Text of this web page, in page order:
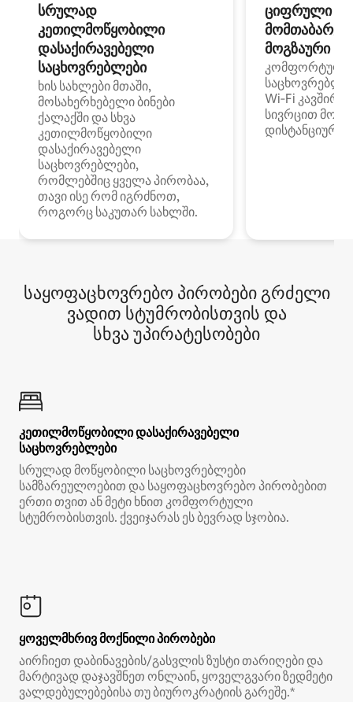
სრულად
კეთილმოწყობილი
დასაქირავებელი
საცხოვრებლები
ხის სახლები მთაში,
მოსახერხებელი ბინები
ქალაქში და სხვა
კეთილმოწყობილი
დასაქირავებელი
საცხოვრებლები,
რომლებშიც ყველა პირობაა,
თავი ისე რომ იგრძნოთ,
როგორც საკუთარ სახლში.
ციფრული
მოგზაური
კომფორტული
Wi‑Fi
სივრცით
დისტანციური
საყოფაცხოვრებო პირობები გრძელი
ვადით სტუმრობისთვის და
სხვა უპირატესობები
კეთილმოწყობილი დასაქირავებელი
საცხოვრებლები
სრულად მოწყობილი საცხოვრებლები
სამზარეულოებით და საყოფაცხოვრებო პირობებით
ერთი თვით ან მეტი ხნით კომფორტული
სტუმრობისთვის. ქვეიჯარას ეს ბევრად სჯობია.
ყოველმხრივ მოქნილი პირობები
აირჩიეთ დაბინავების/გასვლის ზუსტი თარიღები და
მარტივად დაჯავშნეთ ონლაინ, ყოველგვარი ზედმეტი
ვალდებულებებისა თუ ბიუროკრატიის გარეშე.*